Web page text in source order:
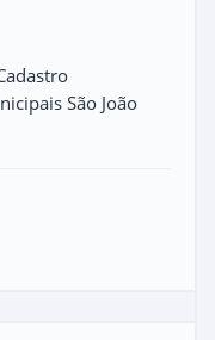
São João